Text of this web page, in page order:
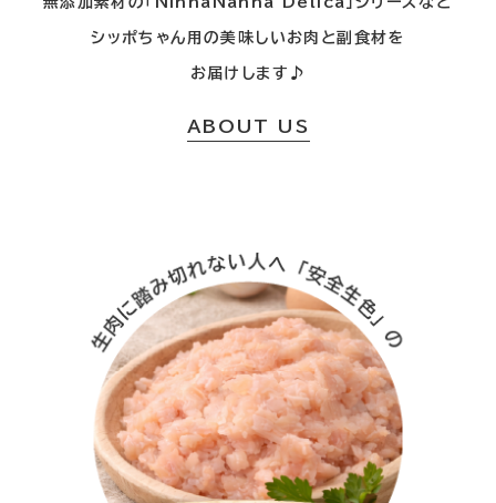
シッポちゃん用の美味しいお肉と副食材を
お届けします♪
ABOUT US